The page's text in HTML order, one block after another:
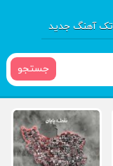
تک آهنگ جدید
جستجو